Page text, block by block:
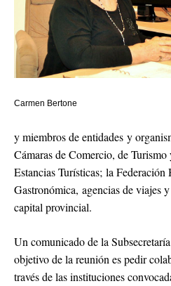
Carmen Bertone
y miembros de entidades y
Cámaras de Comercio, de
Estancias Turísticas; la Federación
Gastronómica, agencias de viajes
capital provincial.
Un comunicado de la
objetivo de la reunión es pedir
través de las instituciones